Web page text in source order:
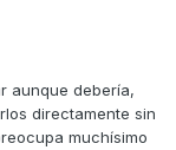
aunque debería,
directamente sin
muchísimo